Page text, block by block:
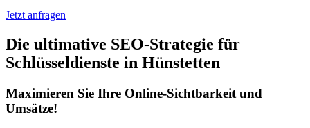
Jetzt anfragen
Die ultimative SEO-Strategie für
Schlüsseldienste in Hünstetten
Maximieren Sie Ihre Online-Sichtbarkeit und
Umsätze!